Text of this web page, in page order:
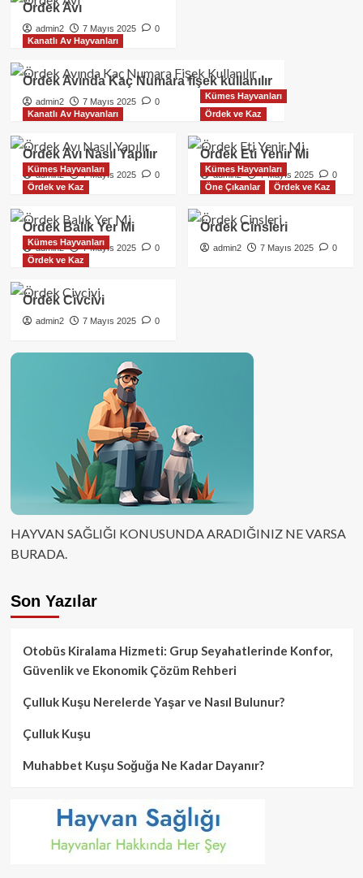
Ördek Avı
admin2 7 Mayıs 2025
0
Kanatlı Av Hayvanları
Ördek Avında Kaç Numara fişek kullanılır
admin2 7 Mayıs 2025
0
Kanatlı Av Hayvanları
Ördek Avı Nasıl Yapılır
admin2 7 Mayıs 2025 0
Kümes Hayvanları
Ördek ve Kaz
Ördek Eti Yenir Mi
admin2 7 Mayıs 2025 0
Kümes Hayvanları
Ördek ve Kaz
Ördek Balık Yer Mi
admin2 7 Mayıs 2025 0
Kümes Hayvanları
Öne Çıkanlar
Ördek ve Kaz
Ördek Cinsleri
admin2 7 Mayıs 2025 0
Kümes Hayvanları
Ördek ve Kaz
Ördek Civcivi
admin2 7 Mayıs 2025 0
HAYVAN SAĞLIĞI KONUSUNDA ARADIĞINIZ NE VARSA
BURADA.
Son Yazılar
Otobüs Kiralama Hizmeti: Grup Seyahatlerinde Konfor,
Güvenlik ve Ekonomik Çözüm Rehberi
Çulluk Kuşu Nerelerde Yaşar ve Nasıl Bulunur?
Çulluk Kuşu
Muhabbet Kuşu Soğuğa Ne Kadar Dayanır?